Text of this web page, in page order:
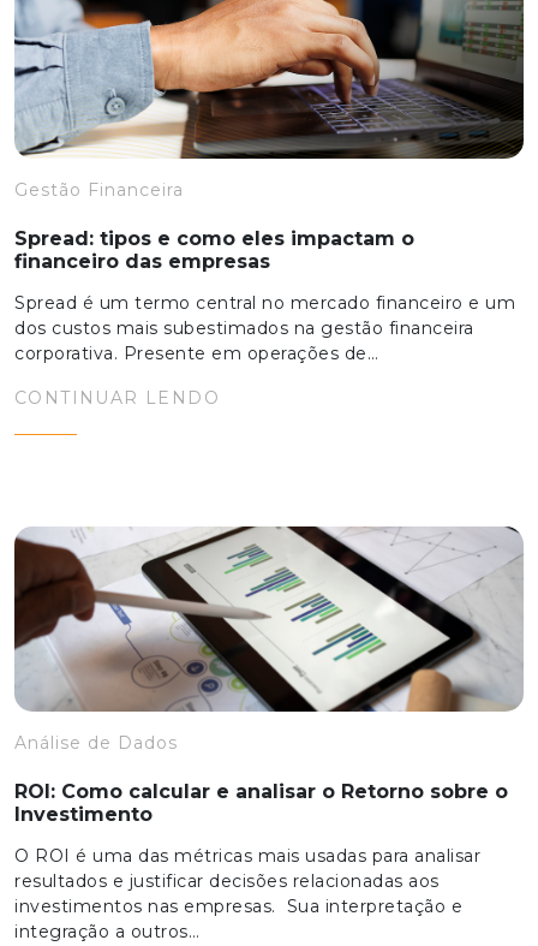
Gestão Financeira
Spread: tipos e como eles impactam o
financeiro das empresas
Spread é um termo central no mercado financeiro e um
dos custos mais subestimados na gestão financeira
corporativa. Presente em operações de…
CONTINUAR LENDO
Análise de Dados
ROI: Como calcular e analisar o Retorno sobre o
Investimento
O ROI é uma das métricas mais usadas para analisar
resultados e justificar decisões relacionadas aos
investimentos nas empresas. Sua interpretação e
integração a outros…